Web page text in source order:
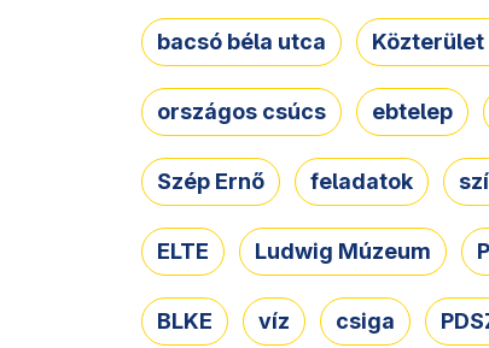
bacsó béla utca
országos csúcs ebtelep
Szép Ernő feladatok
ELTE Ludwig Múzeum
BLKE víz csiga